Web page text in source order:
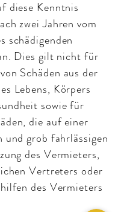
diese Kenntnis
zwei Jahren vom
schädigenden
Dies gilt nicht für
Schäden aus der
Lebens, Körpers
sowie für
die auf einer
und grob fahrlässigen
des Vermieters,
Vertreters oder
des Vermieters